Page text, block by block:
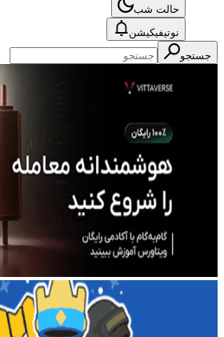
حالت شب
نوتیفیکیشن
جستجو